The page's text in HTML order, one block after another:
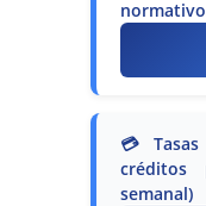
💳
créditos
semanal)